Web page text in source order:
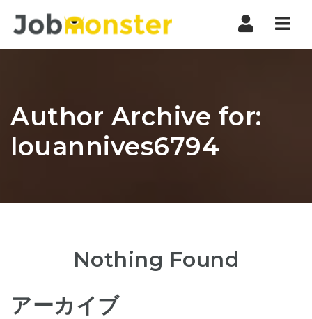
Author Archive for:
louannives6794
Nothing Found
アーカイブ